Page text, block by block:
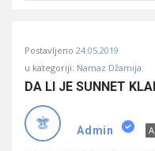
Učene
Latest
Pitanja
Postavljeno 24.05.2019
u kategoriji: Namaz Džamija
DA LI JE SUNNET
Admin